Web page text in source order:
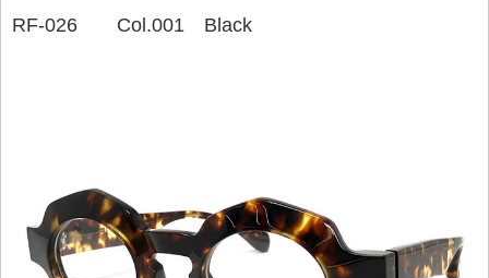
RF-026 Col.001 Black